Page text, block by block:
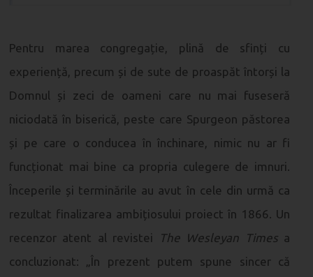
Pentru marea congregație, plină de sfinți cu
experiență, precum și de sute de proaspăt întorși la
Domnul și zeci de oameni care nu mai fuseseră
niciodată în biserică, peste care Spurgeon păstorea
și pe care o conducea în închinare, nimic nu ar fi
funcționat mai bine ca propria culegere de imnuri.
Începerile și terminările au avut în cele din urmă ca
rezultat finalizarea ambițiosului proiect în 1866. Un
recenzor atent al revistei
The Wesleyan Timesa
concluzionat: „În prezent putem spune sincer că